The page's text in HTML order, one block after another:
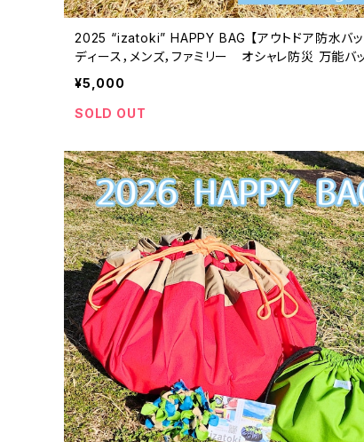
2025 “izatoki” HAPPY BAG 【アウトドア防水バ
ディース，メンズ，ファミリー オシャレ防災 万能バ
haki × green
¥5,000
SOLD OUT